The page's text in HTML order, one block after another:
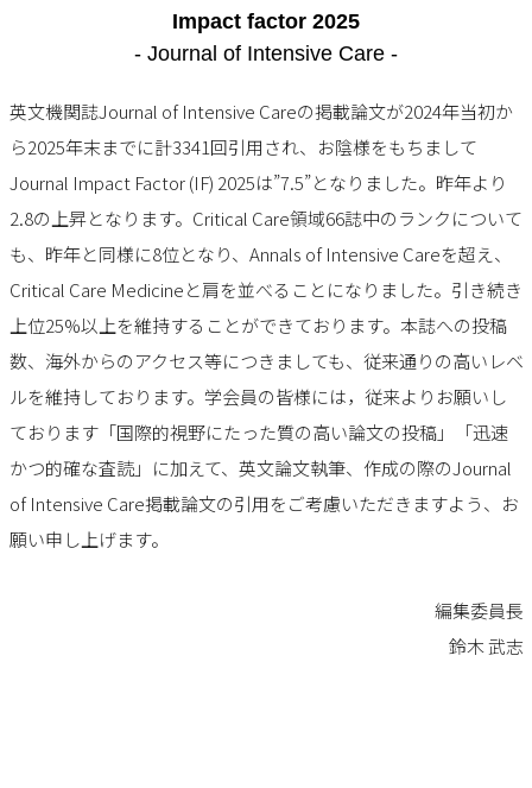
Impact factor 2025
- Journal of Intensive Care -
英文機関誌Journal of Intensive Careの掲載論文が2024年当初か
ら2025年末までに計3341回引用され、お陰様をもちまして
Journal Impact Factor (IF) 2025は”7.5”となりました。昨年より
2.8の上昇となります。Critical Care領域66誌中のランクについて
も、昨年と同様に8位となり、Annals of Intensive Careを超え、
Critical Care Medicineと肩を並べることになりました。引き続き
上位25%以上を維持することができております。本誌への投稿
数、海外からのアクセス等につきましても、従来通りの高いレベ
ルを維持しております。学会員の皆様には，従来よりお願いし
ております「国際的視野にたった質の高い論文の投稿」「迅速
かつ的確な査読」に加えて、英文論文執筆、作成の際のJournal
of Intensive Care掲載論文の引用をご考慮いただきますよう、お
願い申し上げます。
編集委員長
鈴木 武志